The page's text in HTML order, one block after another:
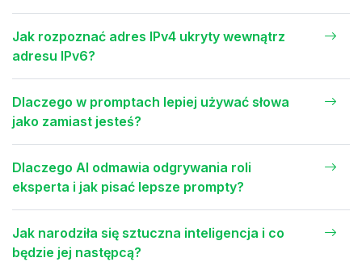
Jak rozpoznać adres IPv4 ukryty wewnątrz
adresu IPv6?
Dlaczego w promptach lepiej używać słowa
jako zamiast jesteś?
Dlaczego AI odmawia odgrywania roli
eksperta i jak pisać lepsze prompty?
Jak narodziła się sztuczna inteligencja i co
będzie jej następcą?